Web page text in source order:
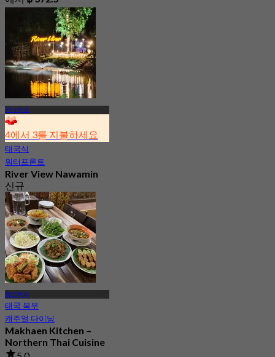
칸나야오
4에서 3를 지불하세요
태국식
워터프론트
River View Nawamin
신규
4.9
에서฿ 550
람인트라
태국 북부
캐주얼 다이닝
Makhaen Kitchen –
Northern Thai Cuisine